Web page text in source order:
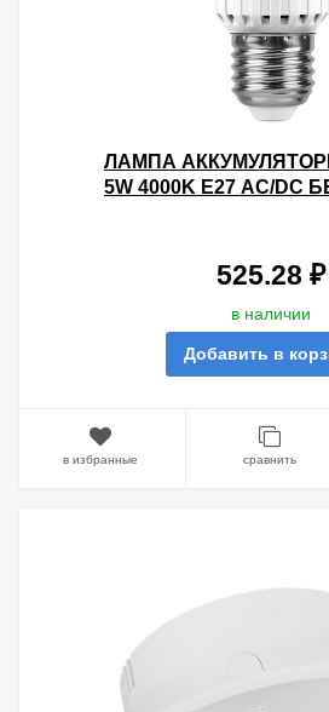
ЛАМПА
5W 4000K Е27 AC/DC
525.28 ₽
в наличии
Добавить в
в избранные сравнить